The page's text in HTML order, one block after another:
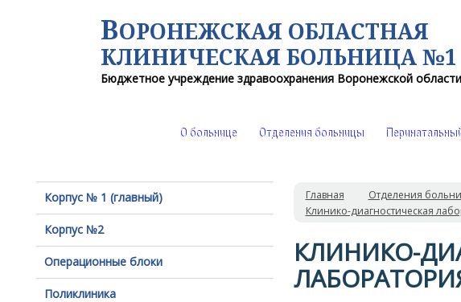
ВОРОНЕЖСКАЯ ОБЛАСТНАЯ
КЛИНИЧЕСКАЯ БОЛЬНИЦА №1
Бюджетное учреждение здравоохранения Воронежской области
О больнице Отделения больницы
Корпус № 1 (главный)
Корпус №2
Операционные блоки
Поликлиника
Главная Отделения
Клинико-диагностическая
КЛИНИКО-